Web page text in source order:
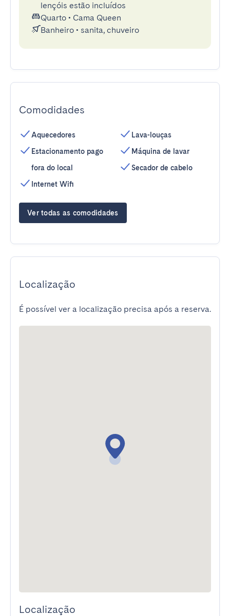
lençóis estão incluídos
Quarto • Cama Queen
Banheiro • sanita, chuveiro
Comodidades
Aquecedores
Estacionamento pago
fora do local
Internet Wifi
Lava-louças
Máquina de lavar
Secador de cabelo
Ver todas as comodidades
Localização
É possível ver a localização precisa após a reserva.
Localização